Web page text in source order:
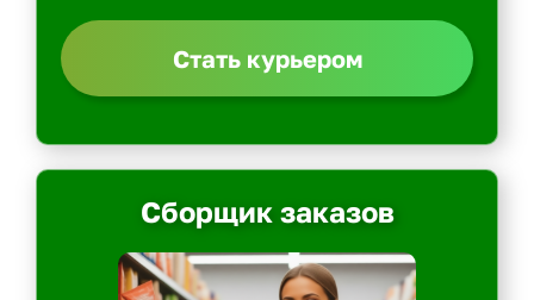
Стать курьером
Сборщик заказов